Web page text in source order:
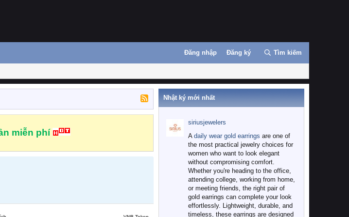
Đăng nhập Đăng ký Tìm kiếm
miễn phí
Nhật ký mới nhất
siriusjewelers
A daily wear gold earrings are one of
the most practical jewelry choices for
women who want to look elegant
without compromising comfort.
Whether you're heading to the office,
attending college, working from home,
or meeting friends, the right pair of
gold earrings can complete your look
effortlessly. Lightweight, durable, and
timeless, these earrings are designed